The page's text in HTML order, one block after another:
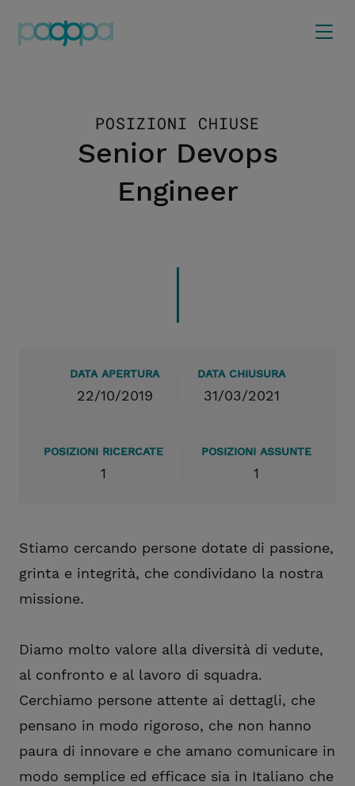
POSIZIONI CHIUSE
Senior Devops
Engineer
DATA APERTURA
22/10/2019
DATA CHIUSURA
31/03/2021
POSIZIONI RICERCATE
1
POSIZIONI ASSUNTE
1
Stiamo cercando persone dotate di passione,
grinta e integrità, che condividano la nostra
missione.
Diamo molto valore alla diversità di vedute,
al confronto e al lavoro di squadra.
Cerchiamo persone attente ai dettagli, che
pensano in modo rigoroso, che non hanno
paura di innovare e che amano comunicare in
modo semplice ed efficace sia in Italiano che